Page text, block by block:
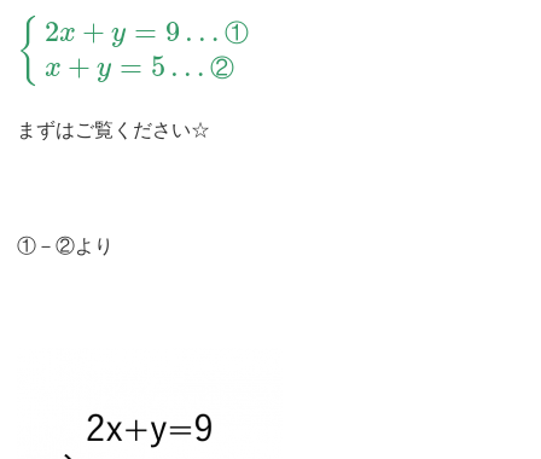
{ 2x + y = 9 … ①
x + y = 5 … ②
まずはご覧ください☆
①－②より